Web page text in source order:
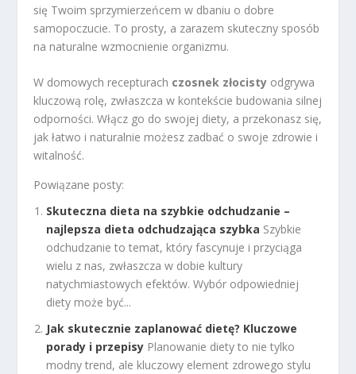
się Twoim sprzymierzeńcem w dbaniu o dobre
samopoczucie. To prosty, a zarazem skuteczny sposób
na naturalne wzmocnienie organizmu.
W domowych recepturach czosnek złocisty odgrywa
kluczową rolę, zwłaszcza w kontekście budowania silnej
odporności. Włącz go do swojej diety, a przekonasz się,
jak łatwo i naturalnie możesz zadbać o swoje zdrowie i
witalność.
Powiązane posty:
Skuteczna dieta na szybkie odchudzanie –
najlepsza dieta odchudzająca szybka Szybkie
odchudzanie to temat, który fascynuje i przyciąga
wielu z nas, zwłaszcza w dobie kultury
natychmiastowych efektów. Wybór odpowiedniej
diety może być...
Jak skutecznie zaplanować dietę? Kluczowe
porady i przepisy Planowanie diety to nie tylko
modny trend, ale kluczowy element zdrowego stylu